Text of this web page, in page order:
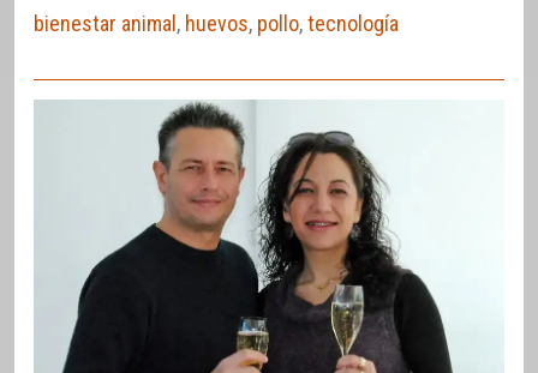
bienestar animal , huevos, pollo,tecnología